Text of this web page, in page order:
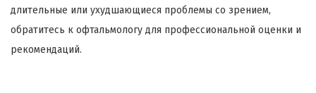
длительные или ухудшающиеся проблемы со зрением,
обратитесь к офтальмологу для профессиональной оценки и
рекомендаций.